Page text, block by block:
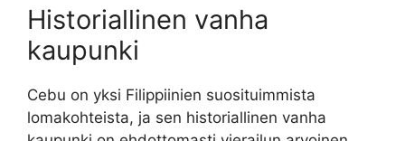
Historiallinen vanha
kaupunki
Cebu on yksi Filippiinien suosituimmista
lomakohteista, ja sen historiallinen vanha